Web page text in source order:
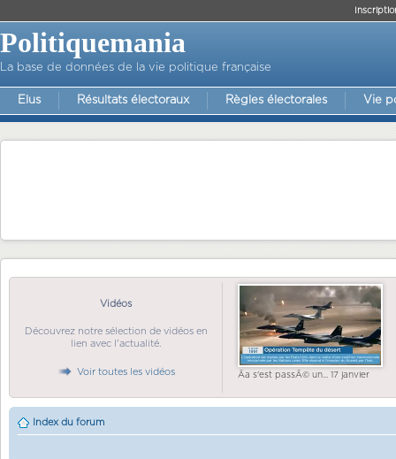
Politiquemania
La base de données de la vie politique française
Elus Résultats électoraux Règles électorales Vie
Vidéos
Découvrez notre sélection de vidéos en
lien avec l'actualité.
Voir toutes les vidéos Ãa s'est passÃ© un... 17 janvier
Index du forum